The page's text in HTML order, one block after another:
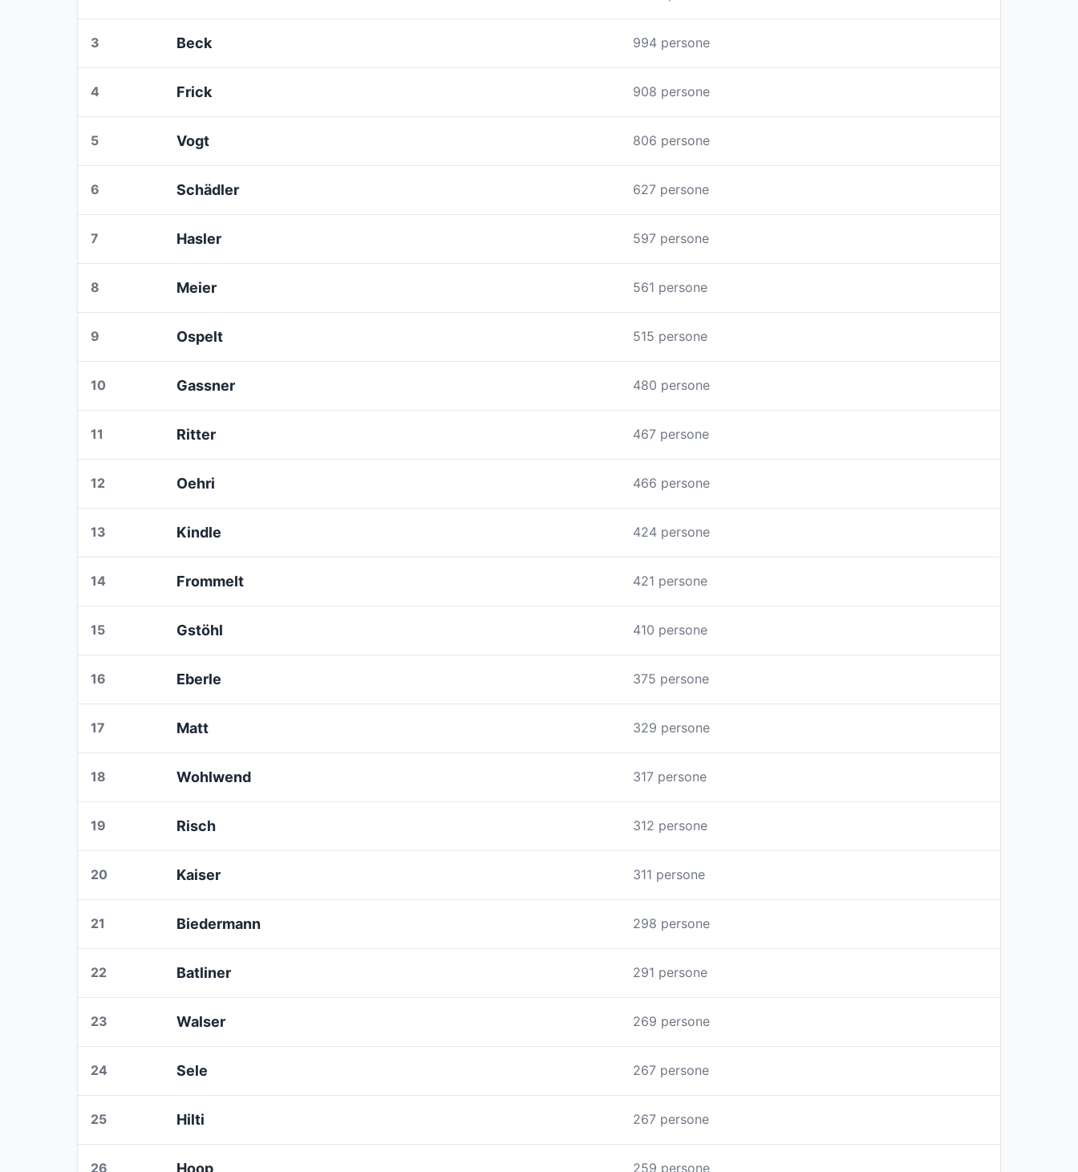
3 Beck 994 persone
4 Frick 908 persone
5 Vogt 806 persone
6 Schädler 627 persone
7 Hasler 597 persone
8 Meier 561 persone
9 Ospelt 515 persone
10 Gassner 480 persone
11 Ritter 467 persone
12 Oehri 466 persone
13 Kindle 424 persone
14 Frommelt 421 persone
15 Gstöhl 410 persone
16 Eberle 375 persone
17 Matt 329 persone
18 Wohlwend 317 persone
19 Risch 312 persone
20 Kaiser 311 persone
21 Biedermann 298 persone
22 Batliner 291 persone
23 Walser 269 persone
24 Sele 267 persone
25 Hilti 267 persone
26 Hoop 259 persone